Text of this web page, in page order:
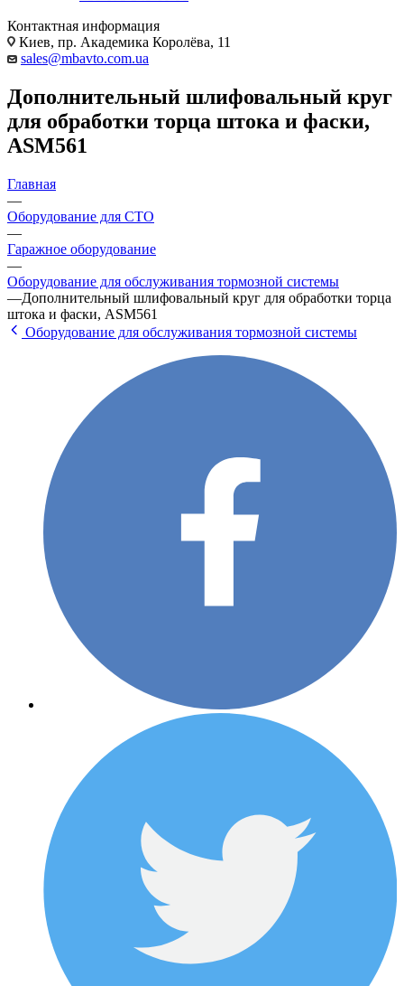
Контактная информация
Киев, пр. Академика Королёва, 11
sales@mbavto.com.ua
Дополнительный шлифовальный круг
для обработки торца штока и фаски,
ASM561
Главная
—
Оборудование для СТО
—
Гаражное оборудование
—
Оборудование для обслуживания тормозной системы
—Дополнительный шлифовальный круг для обработки торца
штока и фаски, ASM561
Оборудование для обслуживания тормозной системы